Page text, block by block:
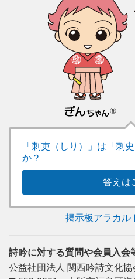
「刺吏（しり）」は「刺
か？
答えは
掲示板アラカル
詩吟に対する質問や会員入会
公益社団法人 関西吟詩文化協